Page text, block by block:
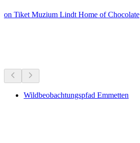
on Tiket Muzium Lindt Home of Chocolate
Wildbeobachtungspfad Emmetten